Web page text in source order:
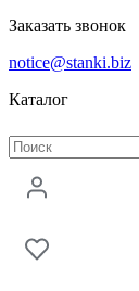
Заказать звонок
notice@stanki.biz
Каталог